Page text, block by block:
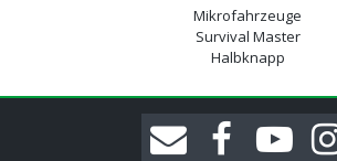
Mikrofahrzeuge
Survival Master
Halbknapp